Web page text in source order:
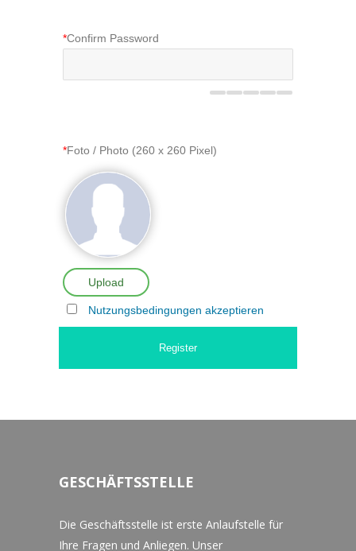
*Confirm Password
*Foto / Photo (260 x 260 Pixel)
Upload
Nutzungsbedingungen akzeptieren
GESCHÄFTSSTELLE
Die Geschäftsstelle ist erste Anlaufstelle für
Ihre Fragen und Anliegen. Unser